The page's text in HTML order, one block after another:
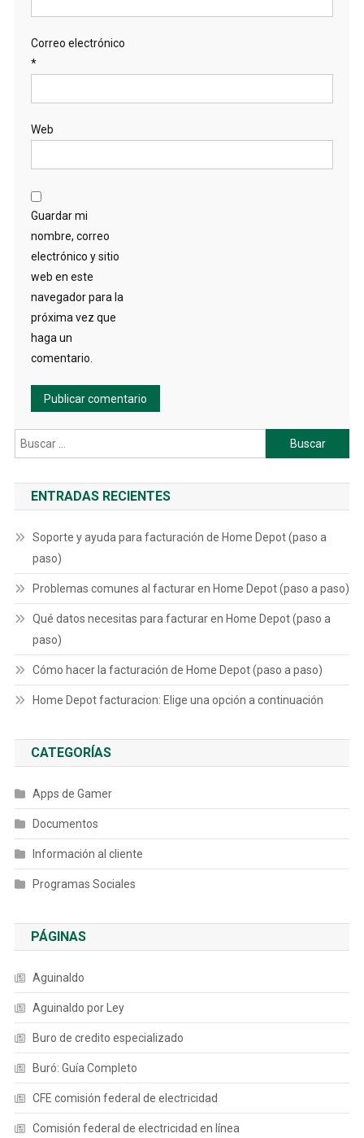
Correo electrónico
*
Web
Guardar mi
nombre, correo
electrónico y sitio
web en este
navegador para la
próxima vez que
haga un
comentario.
Buscar:
ENTRADAS RECIENTES
Soporte y ayuda para facturación de Home Depot (paso a
paso)
Problemas comunes al facturar en Home Depot (paso a paso)
Qué datos necesitas para facturar en Home Depot (paso a
paso)
Cómo hacer la facturación de Home Depot (paso a paso)
Home Depot facturacion: Elige una opción a continuación
CATEGORÍAS
Apps de Gamer
Documentos
Información al cliente
Programas Sociales
PÁGINAS
Aguinaldo
Aguinaldo por Ley
Buro de credito especializado
Buró: Guía Completo
CFE comisión federal de electricidad
Comisión federal de electricidad en línea